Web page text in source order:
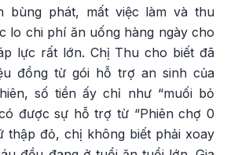
bùng phát, mất việc làm và thu
lo chi phí ăn uống hàng ngày cho
lực rất lớn. Chị Thu cho biết đã
đồng từ gói hỗ trợ an sinh của
số tiền ấy chỉ như “muối bỏ
được sự hỗ trợ từ “Phiên chợ 0
thập đỏ, chị không biết phải xoay